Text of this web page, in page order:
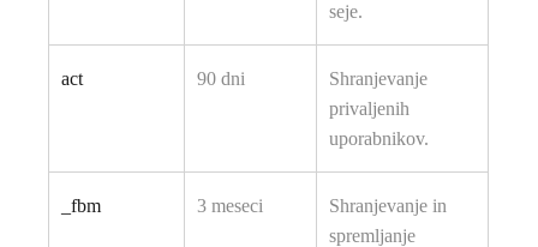
seje.
act 90 dni
Shranjevanje
privaljenih
uporabnikov.
_fbm 3 meseci
Shranjevanje in
spremljanje